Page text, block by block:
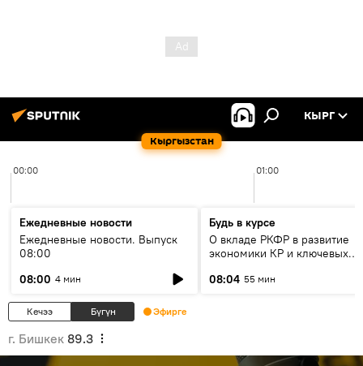
Кыргызстан
КЫРГ
00:00 01:00
Ежедневные новости
Ежедневные новости. Выпуск
08:00
08:00 4 мин
Будь в курсе
О вкладе РКФР в развитие
экономики КР и ключевых
08:04 55 мин
Кечээ Бүгүн Эфирге
г. Бишкек 89.3